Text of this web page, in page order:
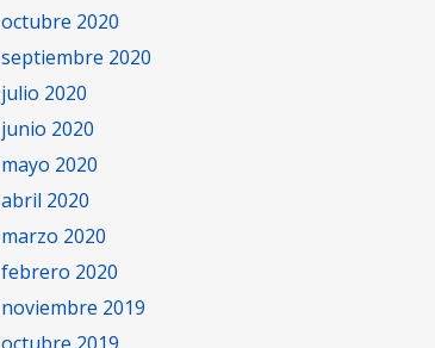
octubre 2020
septiembre 2020
julio 2020
junio 2020
mayo 2020
abril 2020
marzo 2020
febrero 2020
noviembre 2019